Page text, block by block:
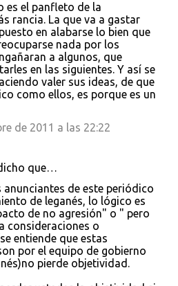
es el panfleto de la
rancia. La que va a gastar
en alabarse lo bien que
nada por los
a algunos, que
en las siguientes. Y así se
valer sus ideas, de que
como ellos, es porque es un
de 2011 a las 22:22
que…
anunciantes de este periódico
de leganés, lo lógico es
de no agresión" o " pero
consideraciones o
entiende que estas
por el equipo de gobierno
pierde objetividad.